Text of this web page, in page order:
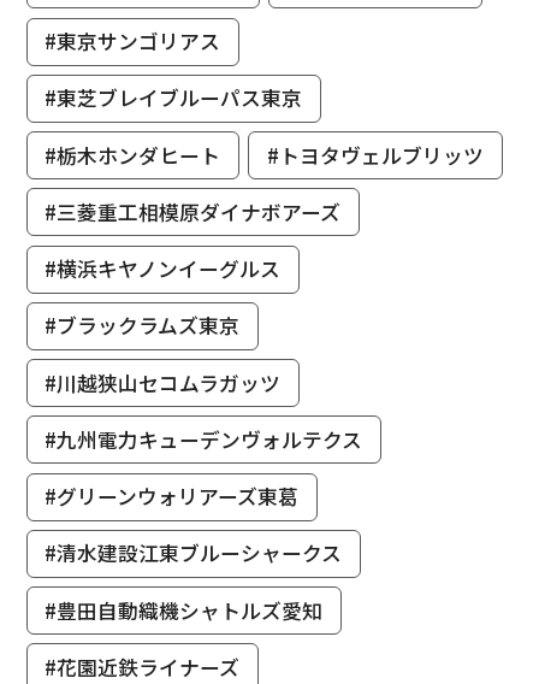
#東京サンゴリアス
#東芝ブレイブルーパス東京
#栃木ホンダヒート
#トヨタヴェルブリッツ
#三菱重工相模原ダイナボアーズ
#横浜キヤノンイーグルス
#ブラックラムズ東京
#川越狭山セコムラガッツ
#九州電力キューデンヴォルテクス
#グリーンウォリアーズ東葛
#清水建設江東ブルーシャークス
#豊田自動織機シャトルズ愛知
#花園近鉄ライナーズ